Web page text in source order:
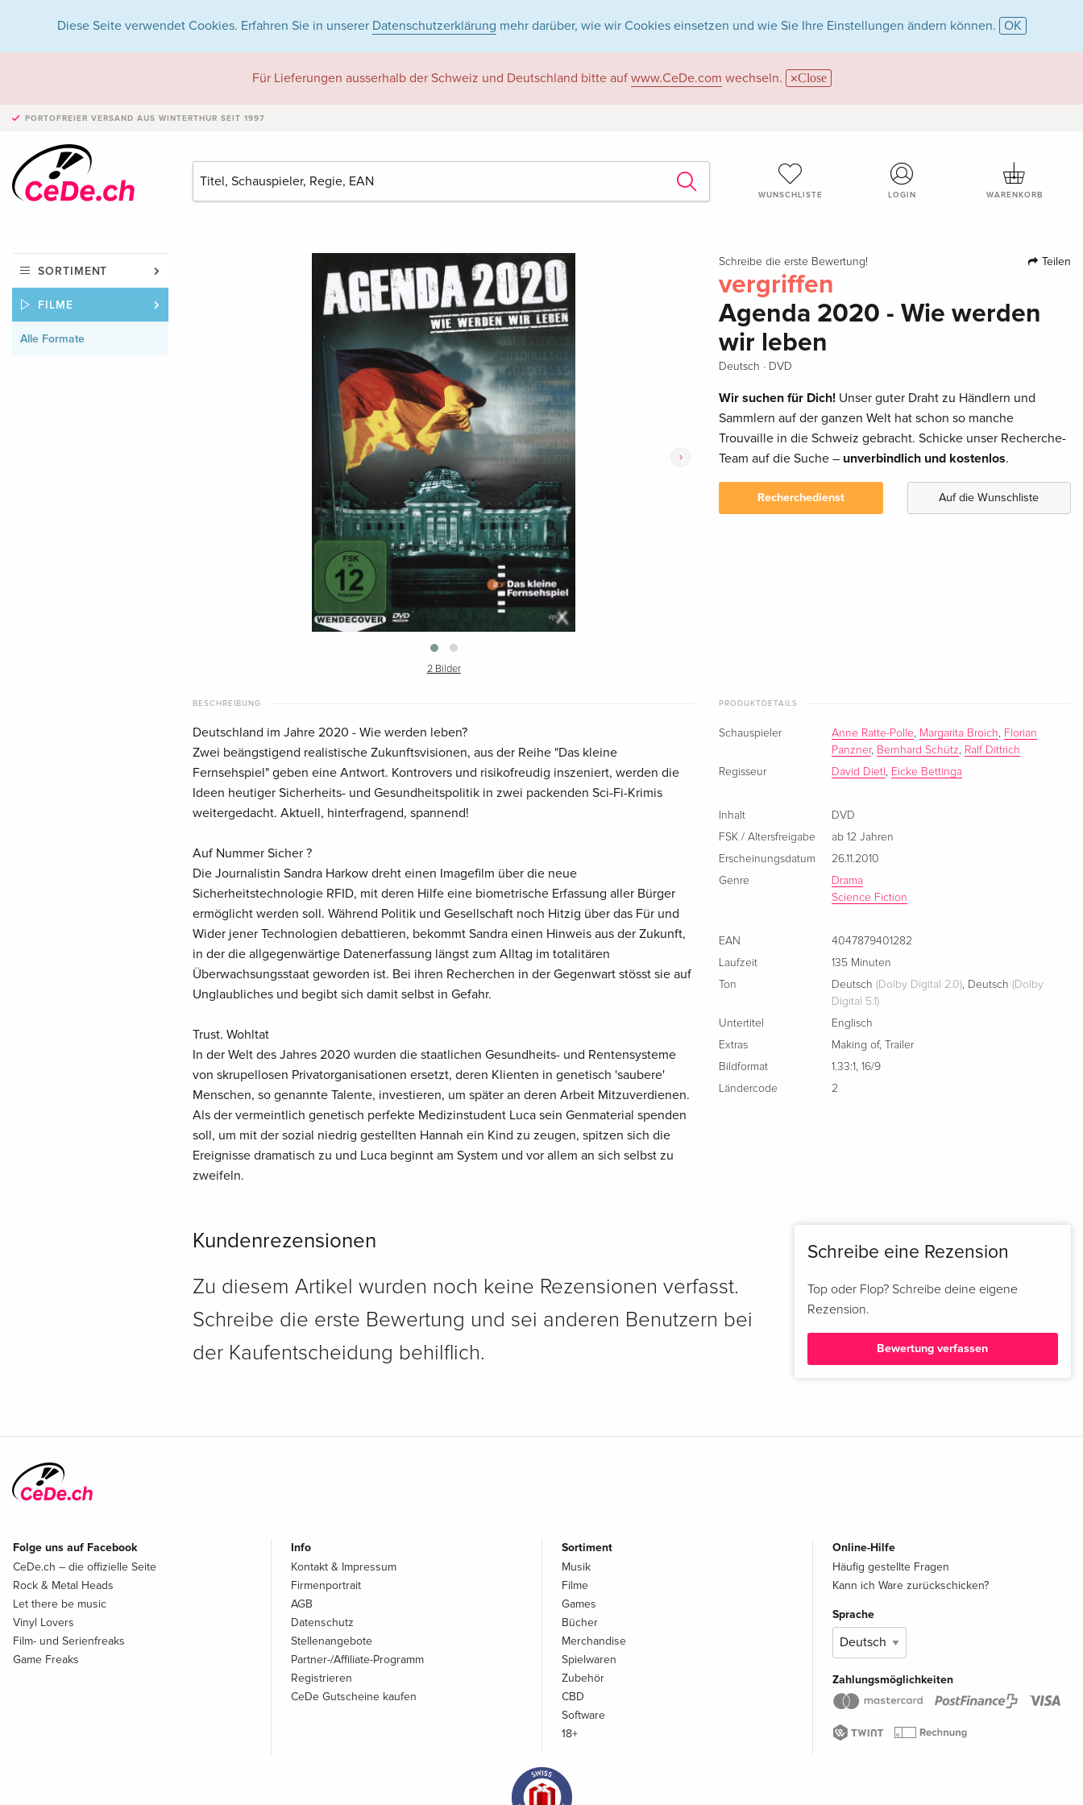
Diese Seite verwendet Cookies. Erfahren Sie in unserer Datenschutzerklärung mehr darüber, wie wir Cookies einsetzen und wie Sie Ihre Einstellungen ändern können. OK
Für Lieferungen ausserhalb der Schweiz und Deutschland bitte auf www.CeDe.com wechseln. Close
PORTOFREIER VERSAND AUS WINTERTHUR SEIT 1997
WUNSCHLISTE LOGIN WARENKORB
SORTIMENT
FILME
Alle Formate
›
2 Bilder
Schreibe die erste Bewertung! Teilen
vergriffen
Agenda 2020 - Wie werden
wir leben
Deutsch · DVD
Wir suchen für Dich! Unser guter Draht zu Händlern und
Sammlern auf der ganzen Welt hat schon so manche
Trouvaille in die Schweiz gebracht. Schicke unser Recherche-
Team auf die Suche – unverbindlich und kostenlos.
Recherchedienst Auf die Wunschliste
BESCHREIBUNG
Deutschland im Jahre 2020 - Wie werden leben?
Zwei beängstigend realistische Zukunftsvisionen, aus der Reihe "Das kleine
Fernsehspiel" geben eine Antwort. Kontrovers und risikofreudig inszeniert, werden die
Ideen heutiger Sicherheits- und Gesundheitspolitik in zwei packenden Sci-Fi-Krimis
weitergedacht. Aktuell, hinterfragend, spannend!
Auf Nummer Sicher ?
Die Journalistin Sandra Harkow dreht einen Imagefilm über die neue
Sicherheitstechnologie RFID, mit deren Hilfe eine biometrische Erfassung aller Bürger
ermöglicht werden soll. Während Politik und Gesellschaft noch Hitzig über das Für und
Wider jener Technologien debattieren, bekommt Sandra einen Hinweis aus der Zukunft,
in der die allgegenwärtige Datenerfassung längst zum Alltag im totalitären
Überwachsungsstaat geworden ist. Bei ihren Recherchen in der Gegenwart stösst sie auf
Unglaubliches und begibt sich damit selbst in Gefahr.
Trust. Wohltat
In der Welt des Jahres 2020 wurden die staatlichen Gesundheits- und Rentensysteme
von skrupellosen Privatorganisationen ersetzt, deren Klienten in genetisch 'saubere'
Menschen, so genannte Talente, investieren, um später an deren Arbeit Mitzuverdienen.
Als der vermeintlich genetisch perfekte Medizinstudent Luca sein Genmaterial spenden
soll, um mit der sozial niedrig gestellten Hannah ein Kind zu zeugen, spitzen sich die
Ereignisse dramatisch zu und Luca beginnt am System und vor allem an sich selbst zu
zweifeln.
PRODUKTDETAILS
Schauspieler Anne Ratte-Polle, Margarita Broich, Florian
Panzner, Bernhard Schütz, Ralf Dittrich
Regisseur
David Dietl , Eicke Bettinga
Inhalt
DVD
FSK / Altersfreigabe
ab 12 Jahren
Erscheinungsdatum
26.11.2010
Genre
Drama
Science Fiction
EAN
4047879401282
Laufzeit
135 Minuten
Ton
Deutsch (Dolby Digital 2.0), Deutsch (Dolby
Digital 5.1)
Untertitel
Englisch
Extras
Making of,
Trailer
Bildformat
1.33:1,16/9
Ländercode
2
Kundenrezensionen
Zu diesem Artikel wurden noch keine Rezensionen verfasst.
Schreibe die erste Bewertung und sei anderen Benutzern bei
der Kaufentscheidung behilflich.
Schreibe eine Rezension
Top oder Flop? Schreibe deine eigene
Rezension.
Bewertung verfassen
Folge uns auf Facebook
CeDe.ch – die offizielle Seite
Rock & Metal Heads
Let there be music
Vinyl Lovers
Film- und Serienfreaks
Game Freaks
Info
Kontakt & Impressum
Firmenportrait
AGB
Datenschutz
Stellenangebote
Partner-/Affiliate-Programm
Registrieren
CeDe Gutscheine kaufen
Sortiment
Musik
Filme
Games
Bücher
Merchandise
Spielwaren
Zubehör
CBD
Software
18+
Online-Hilfe
Häufig gestellte Fragen
Kann ich Ware zurückschicken?
Sprache
Zahlungsmöglichkeiten